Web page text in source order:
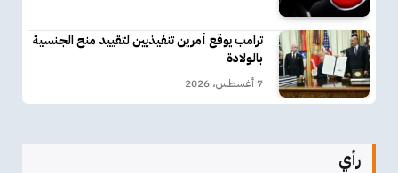
ترامب يوقع أمرين تنفيذيين لتقييد منح الجنسية
بالولادة
7 أغسطس، 2026
رأي